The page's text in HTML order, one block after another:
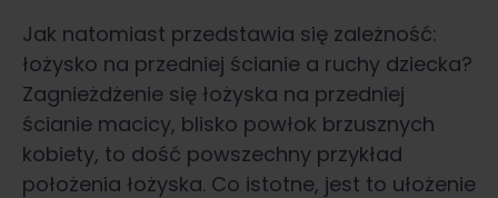
Jak natomiast przedstawia się zależność:
łożysko na przedniej ścianie a ruchy dziecka?
Zagnieżdżenie się łożyska na przedniej
ścianie macicy, blisko powłok brzusznych
kobiety, to dość powszechny przykład
położenia łożyska. Co istotne, jest to ułożenie